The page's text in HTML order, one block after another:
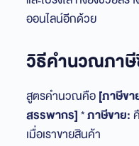
ออนไลน์อีกด้วย
วิธีคำนวณภา
สูตรคำนวณคือ[ภาษีข
สรรพากร]*ภาษีขาย:
เมื่อเราขายสินค้า